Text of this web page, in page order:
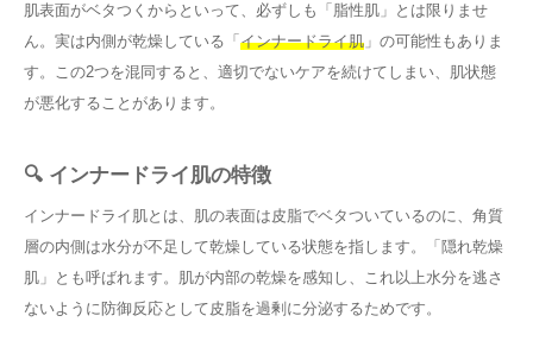
肌表面がベタつくからといって、必ずしも「脂性肌」とは限りませ
ん。実は内側が乾燥している「 インナードライ肌 」の可能性もありま
す。この2つを混同すると、適切でないケアを続けてしまい、肌状態
が悪化することがあります。
🔍 インナードライ肌の特徴
インナードライ肌とは、肌の表面は皮脂でベタついているのに、角質
層の内側は水分が不足して乾燥している状態を指します。「隠れ乾燥
肌」とも呼ばれます。肌が内部の乾燥を感知し、これ以上水分を逃さ
ないように防御反応として皮脂を過剰に分泌するためです。